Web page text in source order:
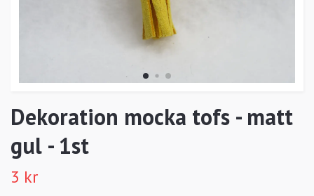
Dekoration mocka tofs - matt
gul - 1st
3 kr